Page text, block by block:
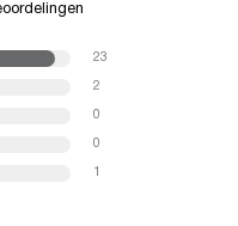
23
2
0
0